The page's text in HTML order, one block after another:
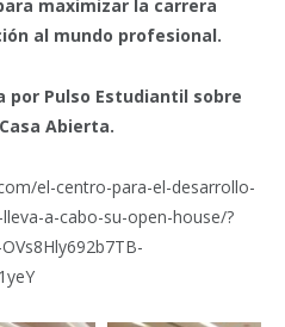
maximizar la carrera
al mundo profesional.
Pulso Estudiantil sobre
Abierta.
el-centro-para-el-desarrollo-
a-cabo-su-open-house/?